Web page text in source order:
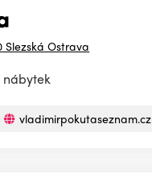
Slezská Ostrava
nábytek
vladimirpokutaseznam.cz